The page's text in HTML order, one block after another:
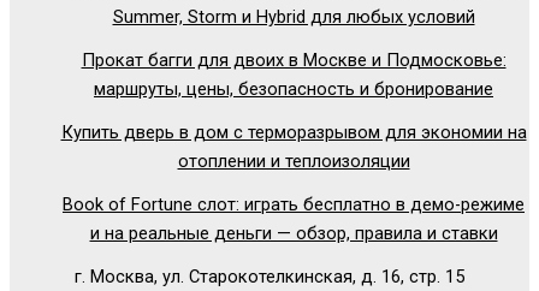
Summer, Storm и Hybrid для любых условий
Прокат багги для двоих в Москве и Подмосковье:
маршруты, цены, безопасность и бронирование
Купить дверь в дом с терморазрывом для экономии на
отоплении и теплоизоляции
Book of Fortune слот: играть бесплатно в демо-режиме
и на реальные деньги — обзор, правила и ставки
г. Москва, ул. Старокотелкинская, д. 16, стр. 15